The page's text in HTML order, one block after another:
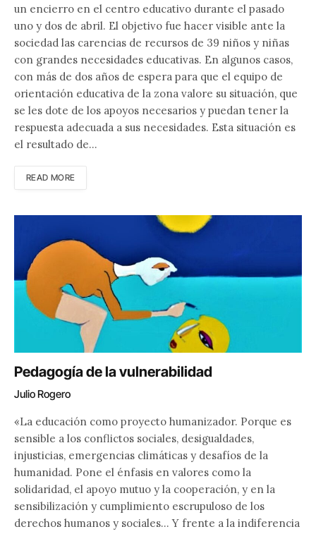
un encierro en el centro educativo durante el pasado
uno y dos de abril. El objetivo fue hacer visible ante la
sociedad las carencias de recursos de 39 niños y niñas
con grandes necesidades educativas. En algunos casos,
con más de dos años de espera para que el equipo de
orientación educativa de la zona valore su situación, que
se les dote de los apoyos necesarios y puedan tener la
respuesta adecuada a sus necesidades. Esta situación es
el resultado de…
READ MORE
Pedagogía de la vulnerabilidad
Julio Rogero
«La educación como proyecto humanizador. Porque es
sensible a los conflictos sociales, desigualdades,
injusticias, emergencias climáticas y desafíos de la
humanidad. Pone el énfasis en valores como la
solidaridad, el apoyo mutuo y la cooperación, y en la
sensibilización y cumplimiento escrupuloso de los
derechos humanos y sociales… Y frente a la indiferencia